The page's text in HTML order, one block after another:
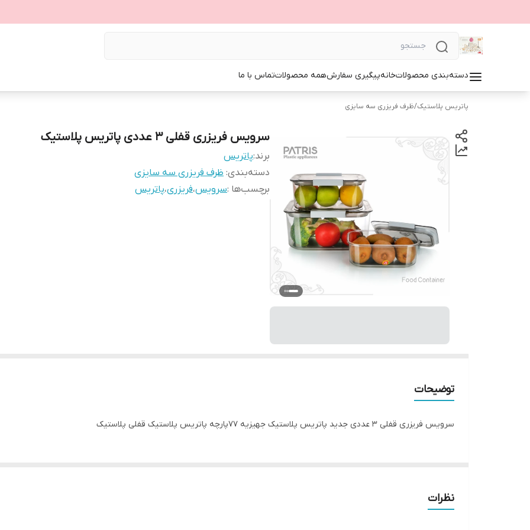
دسته‌بندی محصولاتخانهپیگیری سفارشهمه محصولاتتماس با ما
پاتریس پلاستیک/ظرف فریزری سه سایزی
سرویس فریزری قفلی ۳ عددی پاتریس پلاستیک
برند:پاتریس
دسته‌بندی: ظرف فریزری سه سایزی
برچسب‌ها :سرویس،فریزری،پاتریس
توضیحات
سرویس فریزری قفلی ۳ عددی جدید پاتریس پلاستیک جهیزیه ۷۷پارچه پاتریس پلاستیک قفلی پلاستیک
نظرات